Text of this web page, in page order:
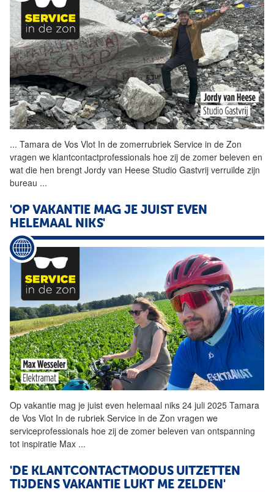
... Tamara de Vos Vlot In de zomerrubriek Service in de Zon
vragen we klantcontactprofessionals hoe zij de zomer beleven en
wat die hen brengt Jordy van Heese Studio Gastvrij verruilde zijn
bureau ...
'OP VAKANTIE MAG JE JUIST EVEN
HELEMAAL NIKS'
Op vakantie mag je juist even helemaal niks 24 juli 2025 Tamara
de Vos Vlot In de rubriek Service in de Zon vragen we
serviceprofessionals hoe zij de zomer beleven van ontspanning
tot inspiratie Max ...
'DE KLANTCONTACTMODUS UITZETTEN
TIJDENS VAKANTIE LUKT ME ZELDEN'